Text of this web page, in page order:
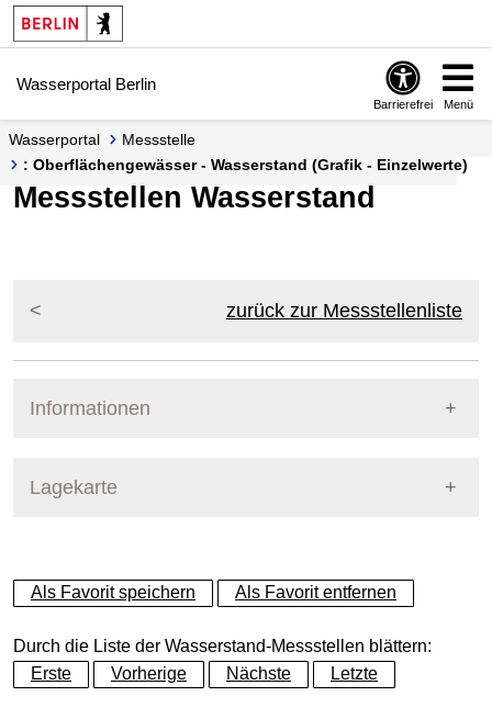
Springe zur Navigation
Springe zum Inhalt
Wasserportal Berlin
Barrierefrei Menü
Wasserportal
Messstelle
: Oberflächengewässer - Wasserstand (Grafik - Einzelwerte)
Messstellen Wasserstand
zurück zur Messstellenliste
Informationen
Lagekarte
+
−
Als Favorit speichern Als Favorit entfernen
Durch die Liste der Wasserstand-Messstellen blättern:
Erste
Vorherige Nächste Letzte